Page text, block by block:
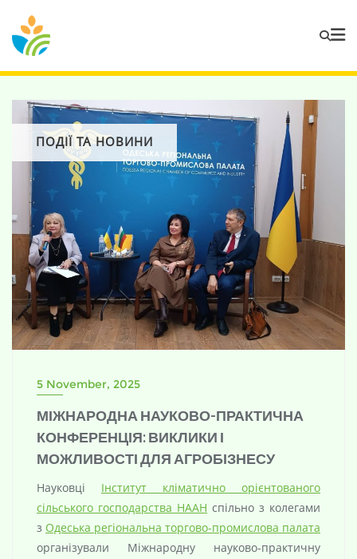
ПОДІЇ ТА НОВИНИ
5 November, 2025
МІЖНАРОДНА НАУКОВО-ПРАКТИЧНА
КОНФЕРЕНЦІЯ: ВИКЛИКИ І
МОЖЛИВОСТІ ДЛЯ АГРОБІЗНЕСУ
Науковці Інститут кліматично орієнтованого
сільського господарства НААН спільно з колегами
з Одеська регіональна торгово-промислова палата
організували Міжнародну науково-практичну